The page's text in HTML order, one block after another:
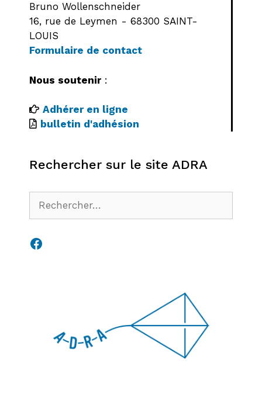
Bruno Wollenschneider
16, rue de Leymen - 68300 SAINT-
LOUIS
Formulaire de contact
Nous soutenir:
Adhérer en ligne
bulletin d'adhésion
Rechercher sur le site ADRA
Rechercher :
Facebook